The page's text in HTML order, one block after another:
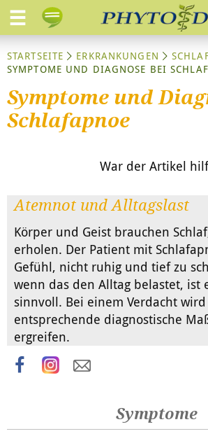
STARTSEITE ERKRANKUNGEN
SYMPTOME UND DIAGNOSE BEI
Symptome und
Schlafapnoe
War der Artikel
Atemnot und Alltagslast
Körper und Geist brauchen
erholen. Der Patient mit
Gefühl, nicht ruhig und tief zu
wenn das den Alltag belastet, ist
sinnvoll. Bei einem Verdacht
entsprechende diagnostische
ergreifen.
Symptome